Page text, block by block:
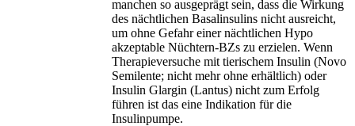
manchen so ausgeprägt sein, dass die Wirkung
des nächtlichen Basalinsulins nicht ausreicht,
um ohne Gefahr einer nächtlichen Hypo
akzeptable Nüchtern-BZs zu erzielen. Wenn
Therapieversuche mit tierischem Insulin (Novo
Semilente; nicht mehr ohne erhältlich) oder
Insulin Glargin (Lantus) nicht zum Erfolg
führen ist das eine Indikation für die
Insulinpumpe.